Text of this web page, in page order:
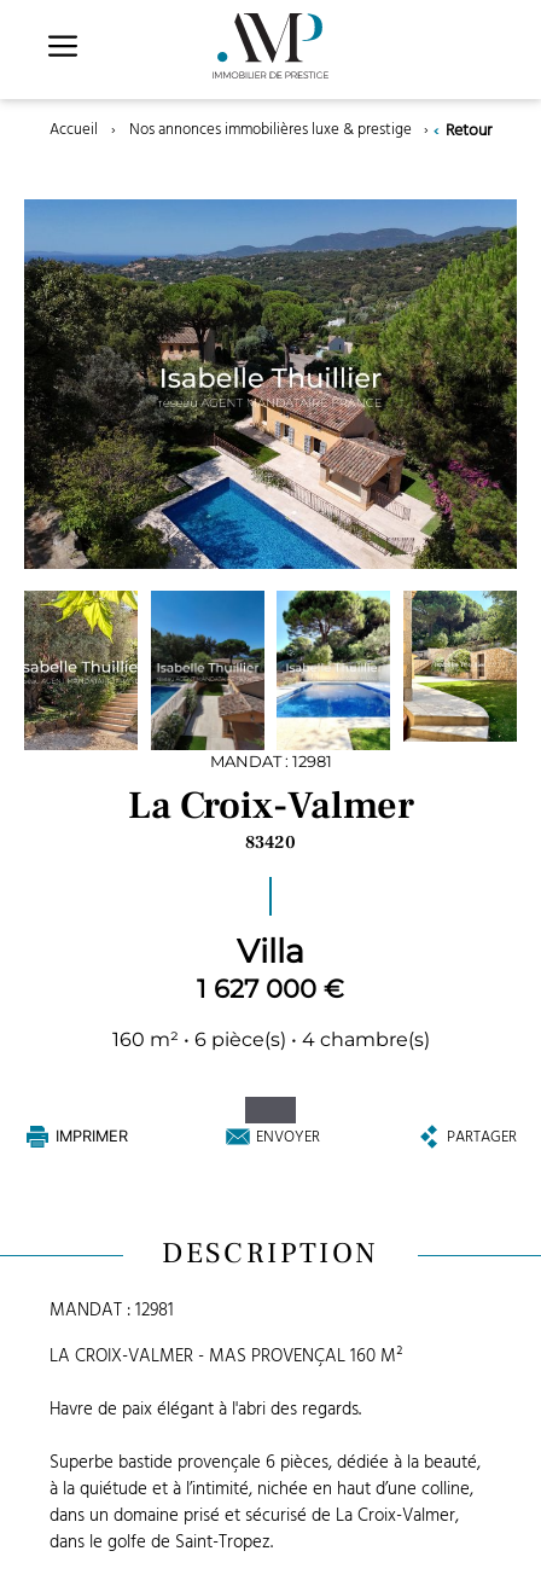
contenu
Accueil › Nos annonces immobilières luxe & prestige › La Croix-
‹ Retour
MANDAT : 12981
La Croix-Valmer
83420
Villa
1 627 000 €
160 m² • 6 pièce(s) • 4 chambre(s)
IMPRIMER ENVOYER PARTAGER
DESCRIPTION
MANDAT : 12981
LA CROIX-VALMER - MAS PROVENÇAL 160 M²
Havre de paix élégant à l'abri des regards.
Superbe bastide provençale 6 pièces, dédiée à la beauté,
à la quiétude et à l’intimité, nichée en haut d’une colline,
dans un domaine prisé et sécurisé de La Croix-Valmer,
dans le golfe de Saint-Tropez.